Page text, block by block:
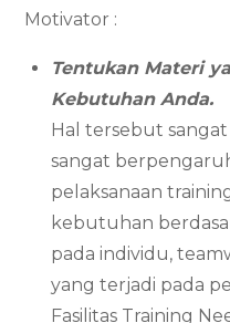
Motivator :
Tentukan Materi
Kebutuhan Anda.
Hal tersebut
sangat
pelaksanaan
kebutuhan
pada individu,
yang terjadi pada
Fasilitas Training